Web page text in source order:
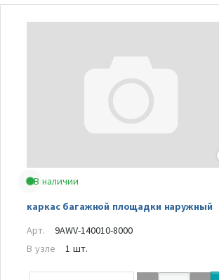
В наличии
каркас багажной площадки наружный
Арт.
9AWV-140010-8000
В узле
1 шт.